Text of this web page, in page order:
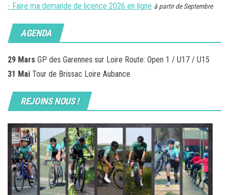
- Faire ma demande de licence 2026 en ligne à partir de Septembre
AGENDA
29 Mars GP des Garennes sur Loire Route: Open 1 / U17 / U15
31 Mai Tour de Brissac Loire Aubance
REJOINS NOUS !